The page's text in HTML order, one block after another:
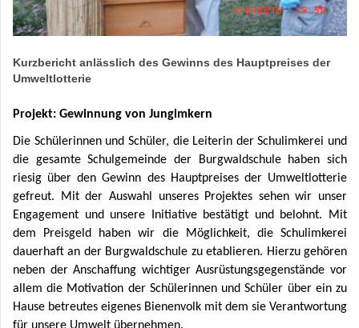
Kurzbericht anlässlich des Gewinns des Hauptpreises der
Umweltlotterie
Projekt: Gewinnung von Jungimkern
Die Schülerinnen und Schüler, die Leiterin der Schulimkerei und
die gesamte Schulgemeinde der Burgwaldschule haben sich
riesig über den Gewinn des Hauptpreises der Umweltlotterie
gefreut. Mit der Auswahl unseres Projektes sehen wir unser
Engagement und unsere Initiative bestätigt und belohnt. Mit
dem Preisgeld haben wir die Möglichkeit, die Schulimkerei
dauerhaft an der Burgwaldschule zu etablieren. Hierzu gehören
neben der Anschaffung wichtiger Ausrüstungsgegenstände vor
allem die Motivation der Schülerinnen und Schüler über ein zu
Hause betreutes eigenes Bienenvolk mit dem sie Verantwortung